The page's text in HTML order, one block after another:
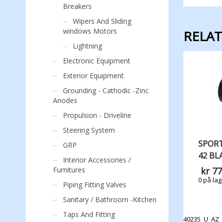
42
kr
0 på
Breakers
Wipers And Sliding
windows Motors
Lightning
Electronic Equipment
Exterior Equipment
Grounding - Cathodic -Zinc
Anodes
Propulsion - Driveline
Steering System
GRP
Interior Accessories /
Furnitures
Piping Fitting Valves
Sanitary / Bathroom -Kitchen
Taps And Fitting